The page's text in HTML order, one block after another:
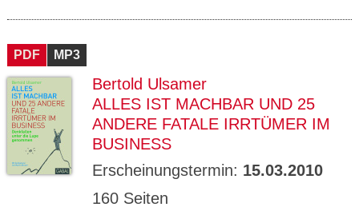
PDF MP3
Bertold Ulsamer
ALLES IST MACHBAR UND 25
ANDERE FATALE IRRTÜMER IM
BUSINESS
Erscheinungstermin: 15.03.2010
160 Seiten